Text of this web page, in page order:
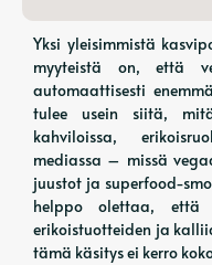
Yksi yleisimmistä
myyteistä on, että
automaattisesti
tulee usein siitä,
kahviloissa,
mediassa – missä
juustot ja superfood-
helppo olettaa, että
erikoistuotteiden ja
tämä käsitys ei kerro